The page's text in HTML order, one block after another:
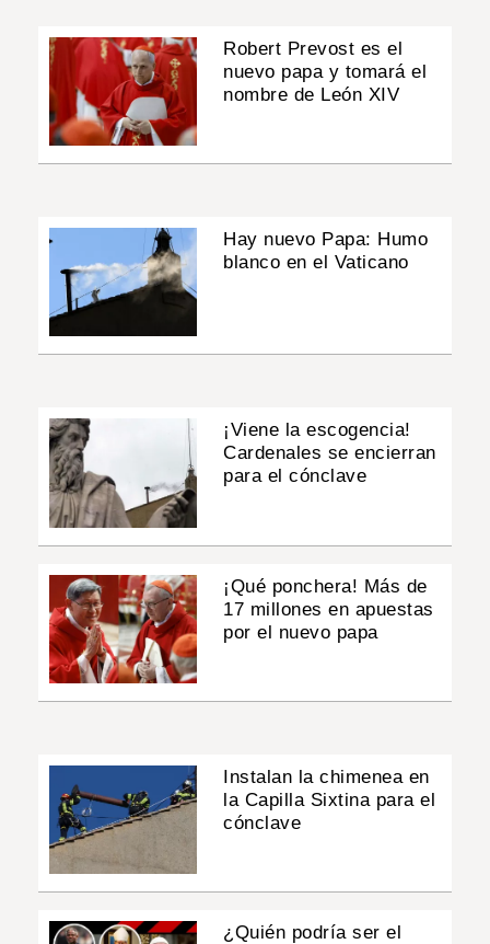
Robert Prevost es el
nuevo papa y tomará el
nombre de León XIV
Hay nuevo Papa: Humo
blanco en el Vaticano
¡Viene la escogencia!
Cardenales se encierran
para el cónclave
¡Qué ponchera! Más de
17 millones en apuestas
por el nuevo papa
Instalan la chimenea en
la Capilla Sixtina para el
cónclave
¿Quién podría ser el